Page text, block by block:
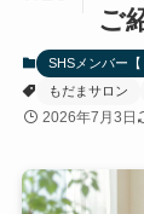
ご
SHSメンバー【
もだまサロン
2026年7月3日